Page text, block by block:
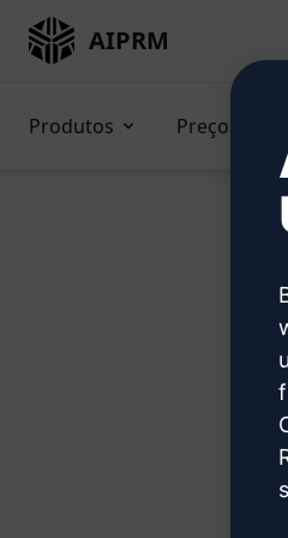
AIPRM
Produtos Preços